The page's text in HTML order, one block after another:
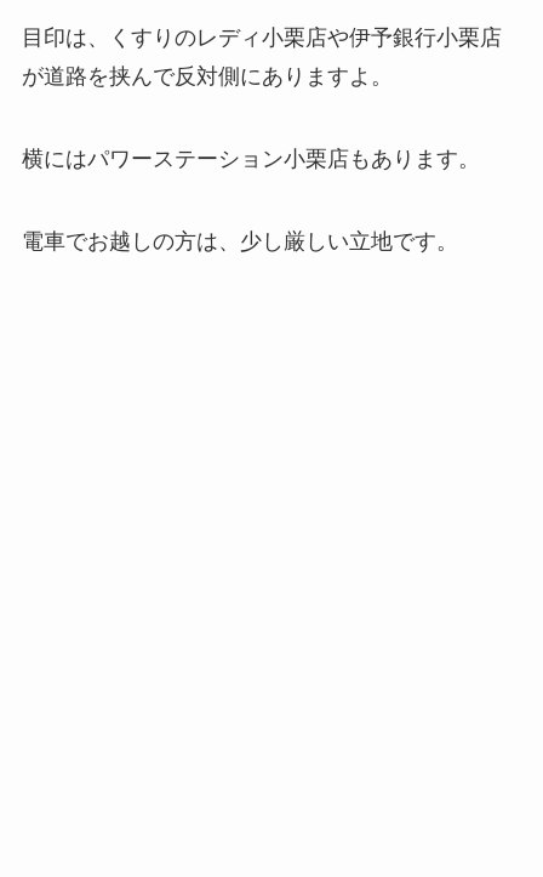
目印は、くすりのレディ小栗店や伊予銀行小栗店
が道路を挟んで反対側にありますよ。
横にはパワーステーション小栗店もあります。
電車でお越しの方は、少し厳しい立地です。